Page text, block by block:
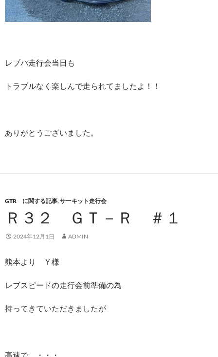
レブパ走行会当日も
トラブルなく楽しんで走られてましたよ！！
ありがとうございました。
GTR に関する記事,サーキット走行会
Ｒ３２ ＧＴ－Ｒ ＃１
2024年12月1日 ADMIN
熊本より Ｙ様
レブスピードの走行会前準備の為
持ってきていただきましたが
高速で ・・・